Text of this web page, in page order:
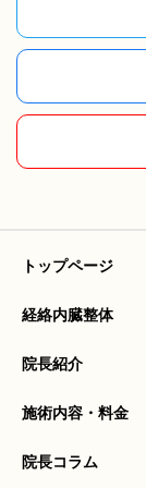
トップページ
経絡内臓整体
院長紹介
施術内容・料金
院長コラム